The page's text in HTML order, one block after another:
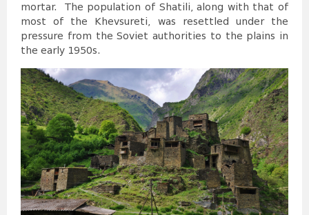
mortar. The population of Shatili, along with that of
most of the Khevsureti, was resettled under the
pressure from the Soviet authorities to the plains in
the early 1950s.